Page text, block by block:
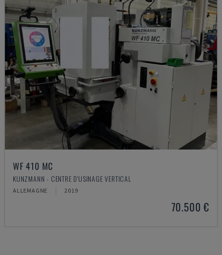
WF 410 MC
KUNZMANN - CENTRE D'USINAGE VERTICAL
ALLEMAGNE 2019
70.500 €